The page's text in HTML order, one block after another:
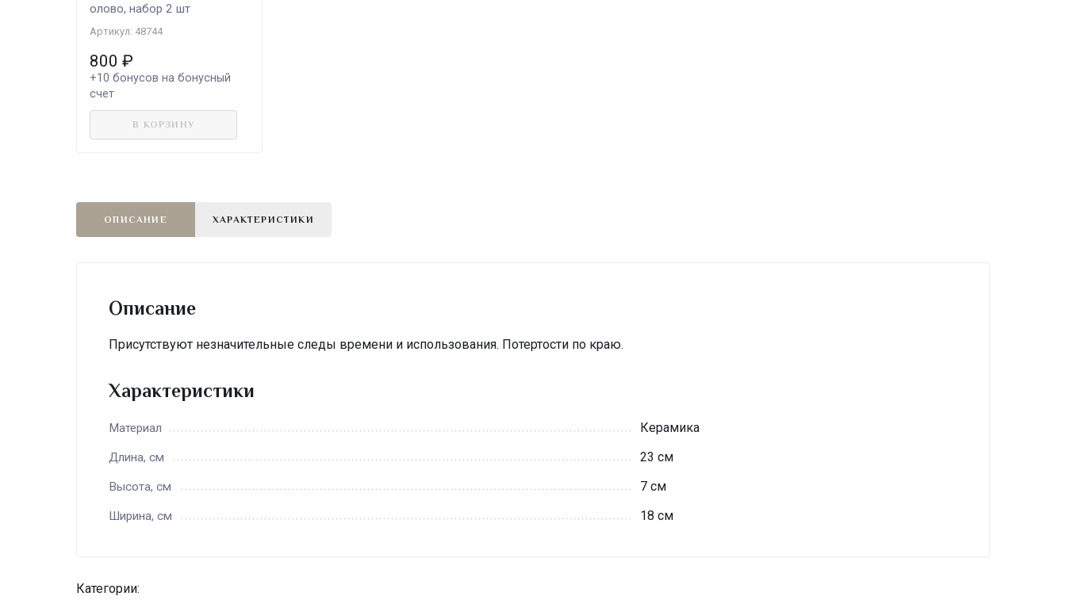
олово, набор 2 шт
Артикул: 48744
800 ₽
+10 бонусов на бонусный
счет
В КОРЗИНУ
ОПИСАНИЕ ХАРАКТЕРИСТИКИ
Описание
Присутствуют незначительные следы времени и использования. Потертости по краю.
Характеристики
Материал Керамика
Длина, см 23 см
Высота, см 7 см
Ширина, см 18 см
Категории: